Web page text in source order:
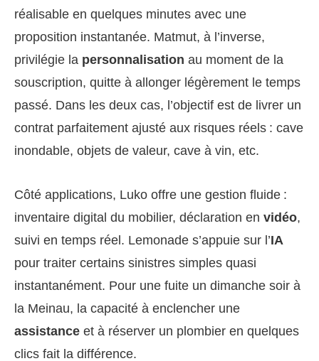
réalisable en quelques minutes avec une
proposition instantanée. Matmut, à l’inverse,
privilégie la personnalisation au moment de la
souscription, quitte à allonger légèrement le temps
passé. Dans les deux cas, l’objectif est de livrer un
contrat parfaitement ajusté aux risques réels : cave
inondable, objets de valeur, cave à vin, etc.
Côté applications, Luko offre une gestion fluide :
inventaire digital du mobilier, déclaration en vidéo,
suivi en temps réel. Lemonade s’appuie sur l’IA
pour traiter certains sinistres simples quasi
instantanément. Pour une fuite un dimanche soir à
la Meinau, la capacité à enclencher une
assistance et à réserver un plombier en quelques
clics fait la différence.